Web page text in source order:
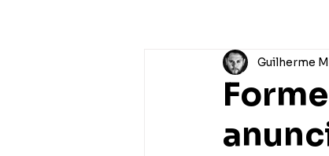
Guilherme